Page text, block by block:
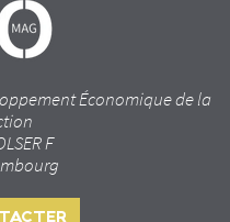
Économique de la
F